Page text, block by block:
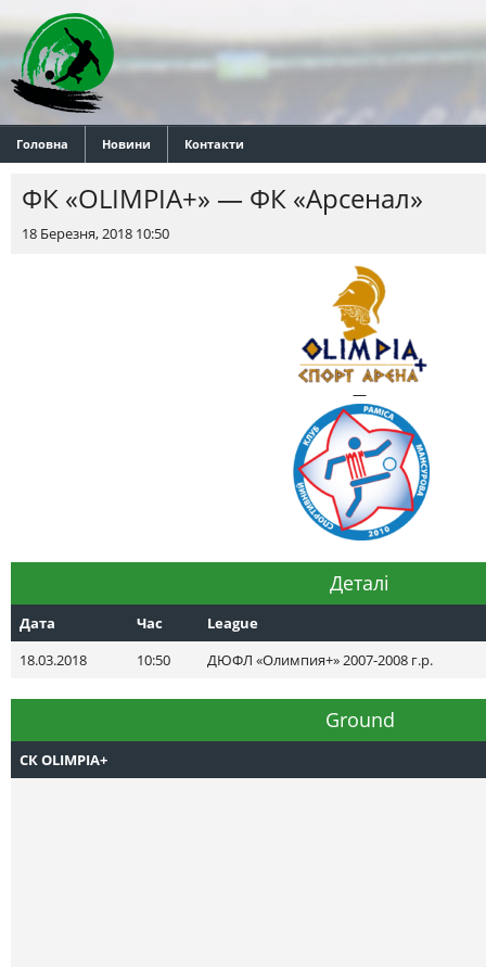
Головна Новини Контакти
ФК «OLIMPIA+» — ФК «Арсенал»
18 Березня, 2018 10:50
—
Деталі
Дата Час
League
18.03.2018
10:50 ДЮФЛ «Олимпия+» 2007-2008 г.р.
Ground
СК OLIMPIA+